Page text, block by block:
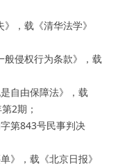
，载《清华法学》
般侵权行为条款》，载
自由保障法》，载
2期；
第843号民事判决
》，载《北京日报》